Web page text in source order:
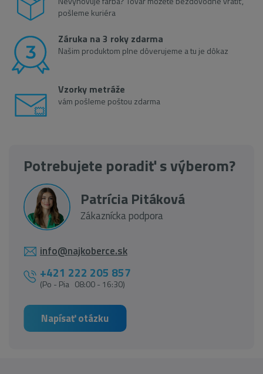
pošleme kuriéra
Záruka na 3 roky zdarma
Našim produktom plne dôverujeme a tu je dôkaz
Vzorky metráže
vám pošleme poštou zdarma
Potrebujete poradiť s výberom?
Patrícia Pitáková
Zákaznícka podpora
info@najkoberce.sk
+421 222 205 857
(Po - Pia 08:00 - 16:30)
Napísať otázku